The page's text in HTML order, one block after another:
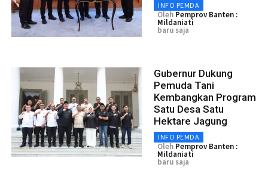
INFO PEMDA
Oleh Pemprov Banten :
Mildaniati
baru saja
Gubernur Dukung
Pemuda Tani
Kembangkan Program
Satu Desa Satu
Hektare Jagung
INFO PEMDA
Oleh Pemprov Banten :
Mildaniati
baru saja